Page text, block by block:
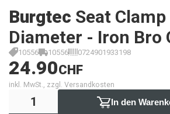
Burgtec Seat
Diameter - Iron Bro
10556 10556 0724901933198
24.90CHF
inkl. MwSt., zzgl. Versandkosten
In den